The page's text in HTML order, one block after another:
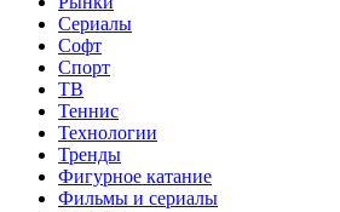
Сериалы
Софт
Спорт
ТВ
Теннис
Технологии
Тренды
Фигурное катание
Фильмы и сериалы